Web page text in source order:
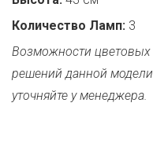
Количество Ламп: 3
Возможности цветовых
решений данной модели
уточняйте у менеджера.